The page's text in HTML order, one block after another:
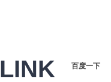
LINK 百度一下